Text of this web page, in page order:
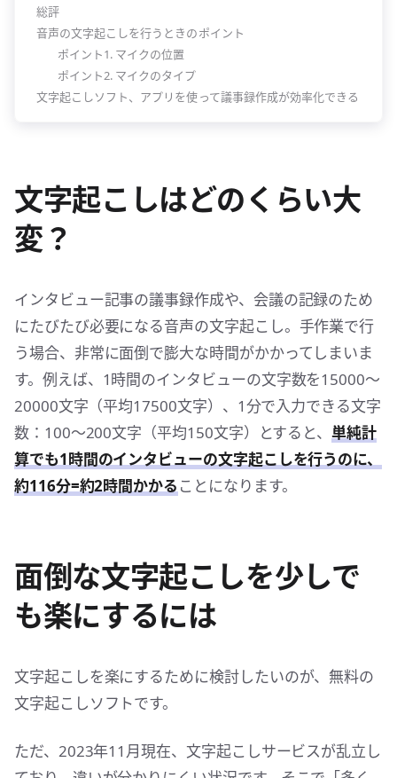
総評
音声の文字起こしを行うときのポイント
ポイント1. マイクの位置
ポイント2. マイクのタイプ
文字起こしソフト、アプリを使って議事録作成が効率化できる
文字起こしはどのくらい大
変？
インタビュー記事の議事録作成や、会議の記録のため
にたびたび必要になる音声の文字起こし。手作業で行
う場合、非常に面倒で膨大な時間がかかってしまいま
す。例えば、1時間のインタビューの文字数を15000〜
20000文字（平均17500文字）、1分で入力できる文字
数：100〜200文字（平均150文字）とすると、単純計
算でも1時間のインタビューの文字起こしを行うのに、
約116分=約2時間かかる ことになります。
面倒な文字起こしを少しで
も楽にするには
文字起こしを楽にするために検討したいのが、無料の
文字起こしソフトです。
ただ、2023年11月現在、文字起こしサービスが乱立し